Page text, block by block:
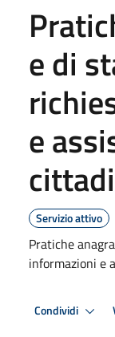
e di
e
Servizio attivo
Pratiche
informazioni e
Condividi